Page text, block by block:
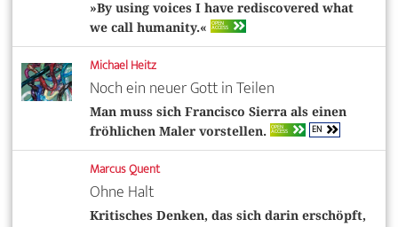
»By using voices I have rediscovered what
we call humanity.«
OPEN
ACCESS
Michael Heitz
Noch ein neuer Gott in Teilen
Man muss sich Francisco Sierra als einen
fröhlichen Maler vorstellen. OPEN
ACCESS EN
Marcus Quent
Ohne Halt
Kritisches Denken, das sich darin erschöpft,